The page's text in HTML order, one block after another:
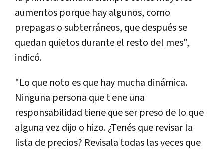
aumentos porque hay algunos, como
prepagas o subterráneos, que después se
quedan quietos durante el resto del mes",
indicó.
"Lo que noto es que hay mucha dinámica.
Ninguna persona que tiene una
responsabilidad tiene que ser preso de lo que
alguna vez dijo o hizo. ¿Tenés que revisar la
lista de precios? Revisala todas las veces que